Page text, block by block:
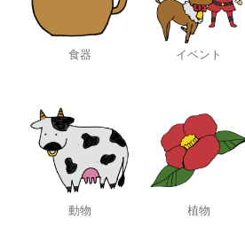
食器 イベント
動物 植物